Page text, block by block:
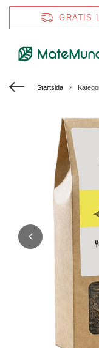
GRATIS
Startsida